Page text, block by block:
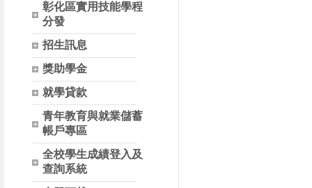
彰化區實用技能學程
分發
招生訊息
獎助學金
就學貸款
青年教育與就業儲蓄
帳戶專區
全校學生成績登入及
查詢系統